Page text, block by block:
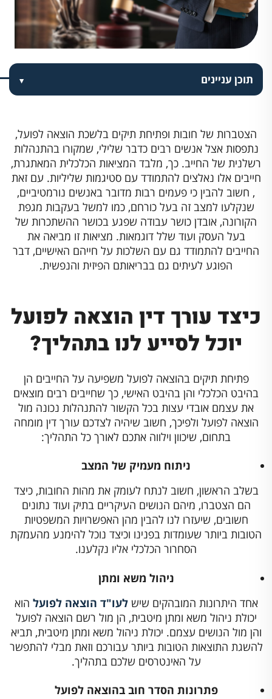
הצטברות של חובות ופתיחת תיקים בלשכת הוצאה לפועל,
נתפסות אצל אנשים רבים כדבר שלילי, שמקורו בהתנהלות
רשלנית של החייב. כך, מלבד המציאות הכלכלית המאתגרת,
חייבים אלו נאלצים להתמודד עם סטיגמות שליליות. עם זאת
, חשוב להבין כי פעמים רבות מדובר באנשים נורמטיביים,
שנקלעו למצב זה בעל כורחם, כמו למשל בעקבות מגפת
הקורונה, אובדן כושר עבודה שפגע בכושר ההשתכרות של
בעל העסק ועוד שלל דוגמאות. מציאות זו מביאה את
החייבים להתמודד גם עם השלכות על חייהם האישיים, דבר
הפוגע לעיתים גם בבריאותם הפיזית והנפשית.
כיצד עורך דין הוצאה לפועל
יוכל לסייע לנו בתהליך?
פתיחת תיקים בהוצאה לפועל משפיעה על החייבים הן
בהיבט הכלכלי והן בהיבט האישי, כך שחייבים רבים מוצאים
את עצמם אובדי עצות בכל הקשור להתנהלות נכונה מול
הוצאה לפועל ולפיכך, חשוב שיהיה לצדכם עורך דין מומחה
בתחום, שיכוון וילווה אתכם לאורך כל התהליך:
ניתוח מעמיק של המצב
בשלב הראשון, חשוב לנתח לעומק את מהות החובות, כיצד
הם הצטברו, מיהם הנושים העיקריים בתיק ועוד נתונים
חשובים, שיעזרו לנו להבין מהן האפשרויות המשפטיות
הטובות ביותר שעומדות בפנינו וכיצד נוכל להימנע מהעמקת
הסחרור הכלכלי אליו נקלענו.
ניהול משא ומתן
אחד היתרונות המובהקים שישלעו"ד הוצאה לפועל הוא
יכולת ניהול משא ומתן מיטבית, הן מול רשם הוצאה לפועל
והן מול הנושים עצמם. יכולת ניהול משא ומתן מיטבית, תביא
להשגת התוצאות הטובות ביותר עבורכם וזאת מבלי להתפשר
על האינטרסים שלכם בתהליך.
פתרונות הסדר חוב בהוצאה לפועל
תוכן עניינים